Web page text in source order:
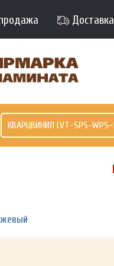
Доставка
КВАРЦВИНИЛ LVT-SPS-WPS-